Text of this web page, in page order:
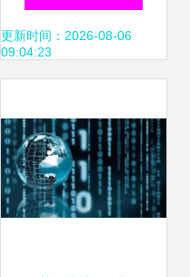
的互联网数据服务
更新时间：2026-08-06
09:04:23